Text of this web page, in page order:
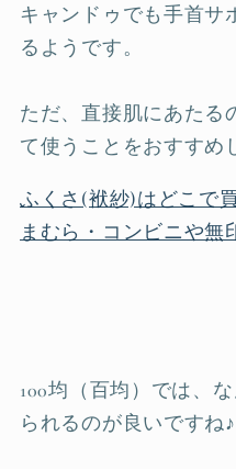
キャンドゥでも手首サ
るようです。
ただ、直接肌にあたる
て使うことをおすすめ
ふくさ(袱紗)はどこで
まむら・コンビニや無
100均（百均）では、
られるのが良いですね♪